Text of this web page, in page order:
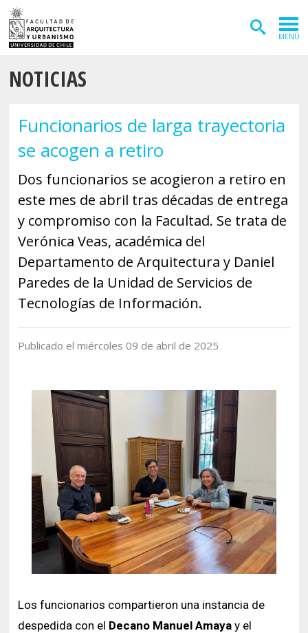
MENÚ
POSTGRADOS
EXTENSIÓN
DEPARTAMENTOS
Diseño
Geografía
Urbanismo
INSTITUTOS
Vivienda
Historia y Patrimonio
FACULTAD
Estudiantes
Académicos Egresados
NOTICIAS
Funcionarios de larga trayectoria
se acogen a retiro
Dos funcionarios se acogieron a retiro en
este mes de abril tras décadas de entrega
y compromiso con la Facultad. Se trata de
Verónica Veas, académica del
Departamento de Arquitectura y Daniel
Paredes de la Unidad de Servicios de
Tecnologías de Información.
Publicado el miércoles 09 de abril de 2025
Los funcionarios compartieron una instancia de
despedida con el Decano Manuel Amaya y el